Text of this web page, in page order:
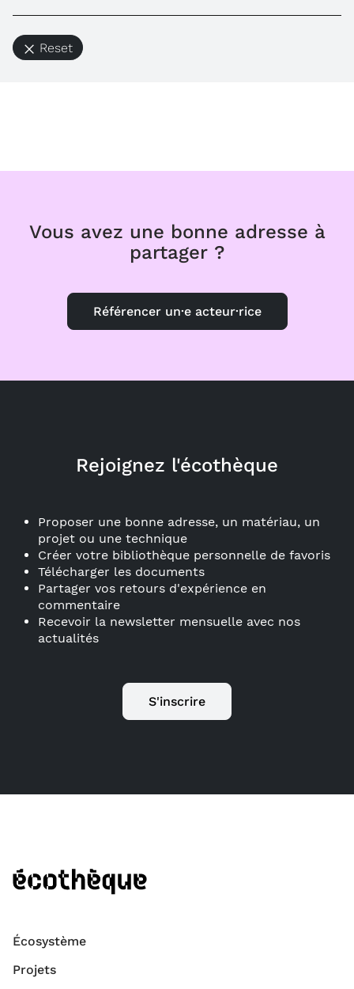
Reset
Vous avez une bonne adresse à
partager ?
Référencer un·e acteur·rice
Rejoignez l'écothèque
Proposer une bonne adresse, un matériau, un
projet ou une technique
Créer votre bibliothèque personnelle de favoris
Télécharger les documents
Partager vos retours d'expérience en
commentaire
Recevoir la newsletter mensuelle avec nos
actualités
S'inscrire
Écosystème
Projets